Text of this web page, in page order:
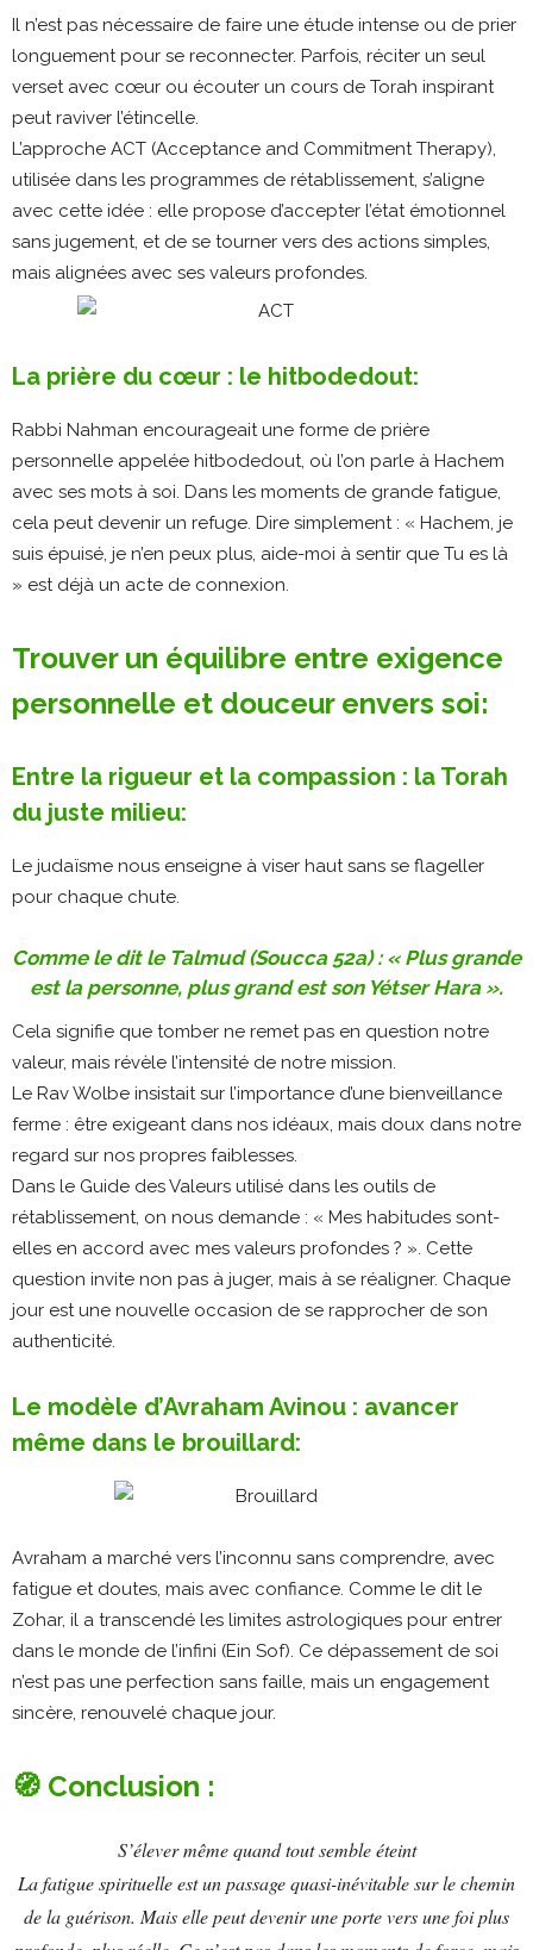
Il n’est pas nécessaire de faire une étude intense ou de prier
longuement pour se reconnecter. Parfois, réciter un seul
verset avec cœur ou écouter un cours de Torah inspirant
peut raviver l’étincelle.
L’approche ACT (Acceptance and Commitment Therapy),
utilisée dans les programmes de rétablissement, s’aligne
avec cette idée : elle propose d’accepter l’état émotionnel
sans jugement, et de se tourner vers des actions simples,
mais alignées avec ses valeurs profondes.
La prière du cœur : le hitbodedout:
Rabbi Nahman encourageait une forme de prière
personnelle appelée hitbodedout, où l’on parle à Hachem
avec ses mots à soi. Dans les moments de grande fatigue,
cela peut devenir un refuge. Dire simplement : « Hachem, je
suis épuisé, je n’en peux plus, aide-moi à sentir que Tu es là
» est déjà un acte de connexion.
Trouver un équilibre entre exigence
personnelle et douceur envers soi:
Entre la rigueur et la compassion : la Torah
du juste milieu:
Le judaïsme nous enseigne à viser haut sans se flageller
pour chaque chute.
Comme le dit le Talmud (Soucca 52a) : « Plus grande
est la personne, plus grand est son Yétser Hara ».
Cela signifie que tomber ne remet pas en question notre
valeur, mais révèle l’intensité de notre mission.
Le Rav Wolbe insistait sur l’importance d’une bienveillance
ferme : être exigeant dans nos idéaux, mais doux dans notre
regard sur nos propres faiblesses.
Dans le Guide des Valeurs utilisé dans les outils de
rétablissement, on nous demande : « Mes habitudes sont-
elles en accord avec mes valeurs profondes ? ». Cette
question invite non pas à juger, mais à se réaligner. Chaque
jour est une nouvelle occasion de se rapprocher de son
authenticité.
Le modèle d’Avraham Avinou : avancer
même dans le brouillard:
Avraham a marché vers l’inconnu sans comprendre, avec
fatigue et doutes, mais avec confiance. Comme le dit le
Zohar, il a transcendé les limites astrologiques pour entrer
dans le monde de l’infini (Ein Sof). Ce dépassement de soi
n’est pas une perfection sans faille, mais un engagement
sincère, renouvelé chaque jour.
🧭 Conclusion :
S’élever même quand tout semble éteint
La fatigue spirituelle est un passage quasi-inévitable sur le chemin
de la guérison. Mais elle peut devenir une porte vers une foi plus